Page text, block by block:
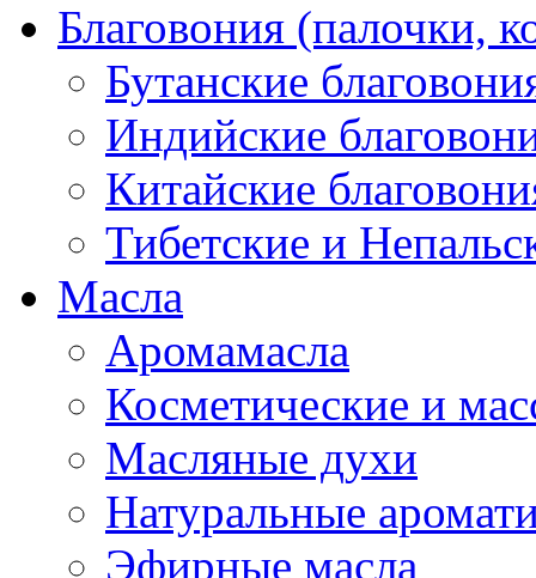
Благовония (палочки,
Бутанские
Индийские
Китайские
Тибетские и
Масла
Аромамасла
Косметические и
Масляные духи
Натуральные
Эфирные масла